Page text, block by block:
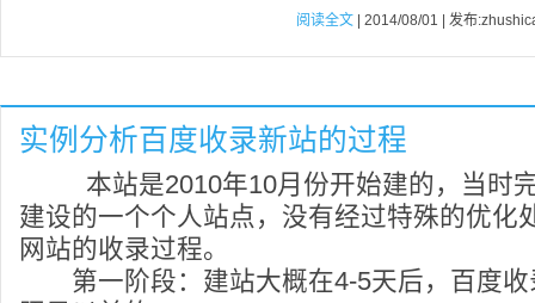
阅读全文 | 2014/08/01 | 发布
实例分析百度收录新站的过程
本站是2010年10月份开始建的，当时
建设的一个个人站点，没有经过特殊的优化
网站的收录过程。
第一阶段：建站大概在4-5天后，百度收